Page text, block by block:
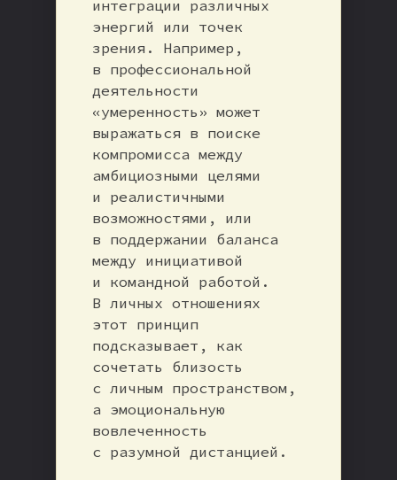
интеграции различных
энергий или точек
зрения. Например,
в профессиональной
деятельности
«умеренность» может
выражаться в поиске
компромисса между
амбициозными целями
и реалистичными
возможностями, или
в поддержании баланса
между инициативой
и командной работой.
В личных отношениях
этот принцип
подсказывает, как
сочетать близость
с личным пространством,
а эмоциональную
вовлеченность
с разумной дистанцией.